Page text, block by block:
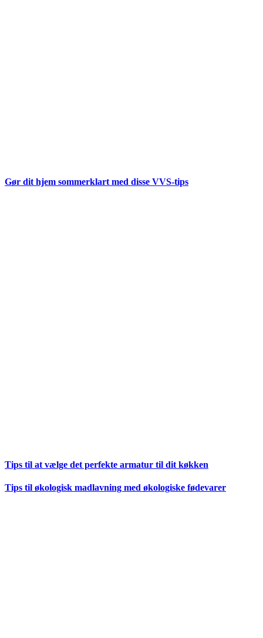
Gør dit hjem sommerklart med disse VVS-tips
Tips til at vælge det perfekte armatur til dit køkken
Tips til økologisk madlavning med økologiske fødevarer